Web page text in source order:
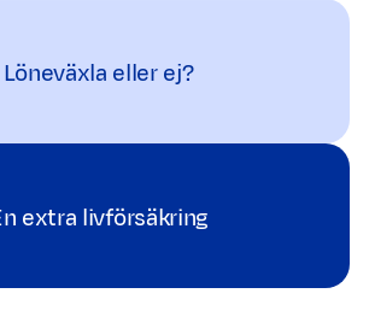
Löneväxla eller ej?
extra livförsäkring